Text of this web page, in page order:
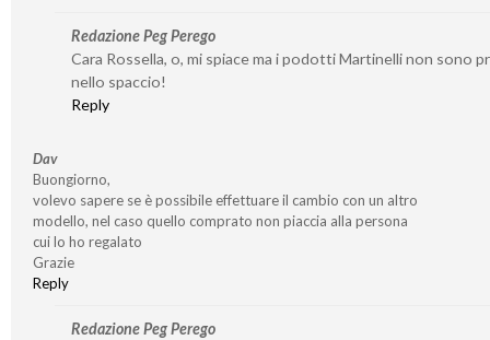
Redazione Peg Perego
Cara Rossella, o, mi spiace ma i podotti Martinelli non sono
nello spaccio!
Reply
Dav
Buongiorno,
volevo sapere se è possibile effettuare il cambio con un altro
modello, nel caso quello comprato non piaccia alla persona
cui lo ho regalato
Grazie
Reply
Redazione Peg Perego